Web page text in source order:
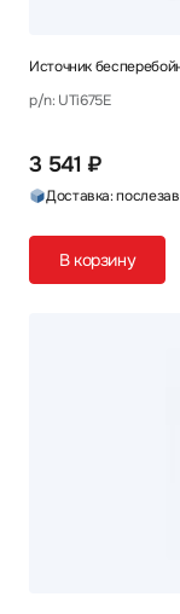
Источник
p/n: UTi675E
3 541 ₽
Доставка:
В корзину